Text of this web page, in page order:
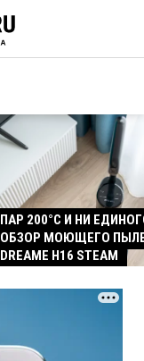
ПАР 200°C И НИ
ОБЗОР МОЮЩЕГО
DREAME H16 STEAM